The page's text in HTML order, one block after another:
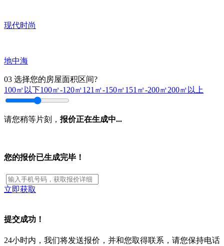
现代时尚
地中海
03 选择您的房屋面积区间?
100㎡以下100㎡-120㎡121㎡-150㎡151㎡-200㎡200㎡以上
请您稍等片刻， 报价正在生成中...
您的报价已生成完毕！
立即获取
提交成功！
24小时内，我们将发送报价，并和您取得联系，请您保持电话